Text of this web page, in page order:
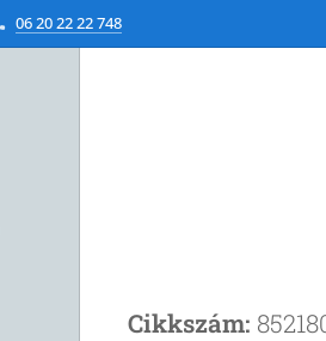
06 20 22 22 748
Cikkszám: